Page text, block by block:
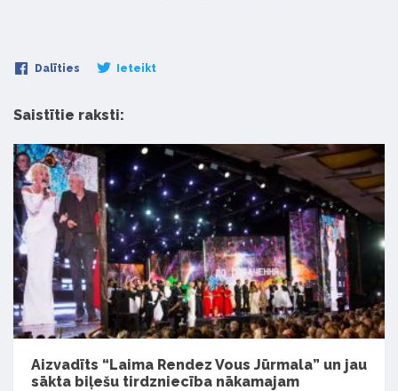
Dalīties Ieteikt
Saistītie raksti:
Aizvadīts “Laima Rendez Vous Jūrmala” un jau
sākta biļešu tirdzniecība nākamajam